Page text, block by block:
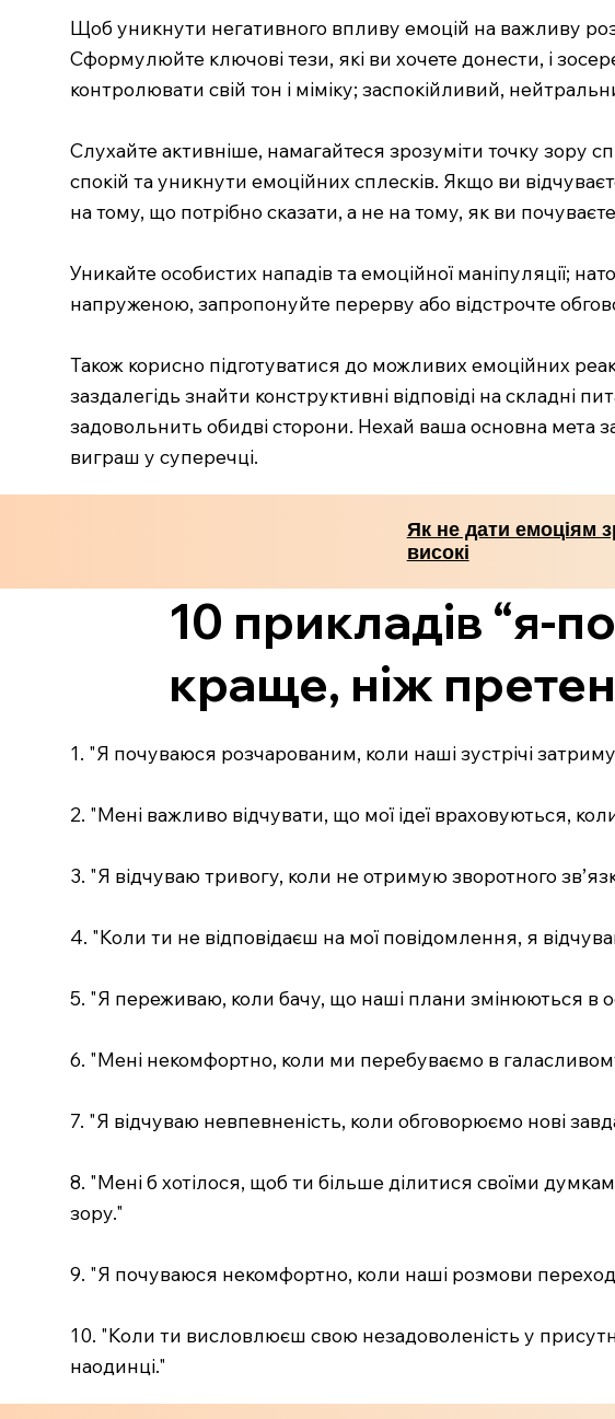
Щоб уникнути негативного впливу емоцій на важливу
Сформулюйте ключові тези, які ви хочете донести, і
контролювати свій тон і міміку; заспокійливий,
Слухайте активніше, намагайтеся зрозуміти точку зору
спокій та уникнути емоційних сплесків. Якщо ви
на тому, що потрібно сказати, а не на тому, як ви
Уникайте особистих нападів та емоційної маніпуляції;
напруженою, запропонуйте перерву або відстрочте
Також корисно підготуватися до можливих емоційних
заздалегідь знайти конструктивні відповіді на
задовольнить обидві сторони. Нехай ваша основна
виграш у суперечці.
Як не дати емоціям
високі
10 прикладів “я-
краще, ніж
1. "Я почуваюся розчарованим, коли наші зустрічі
2. "Мені важливо відчувати, що мої ідеї враховуються,
3. "Я відчуваю тривогу, коли не отримую зворотного
4. "Коли ти не відповідаєш на мої повідомлення, я
5. "Я переживаю, коли бачу, що наші плани змінюються в
6. "Мені некомфортно, коли ми перебуваємо в
7. "Я відчуваю невпевненість, коли обговорюємо нові
8. "Мені б хотілося, щоб ти більше ділитися своїми
зору."
9. "Я почуваюся некомфортно, коли наші розмови
10. "Коли ти висловлюєш свою незадоволеність у
наодинці."